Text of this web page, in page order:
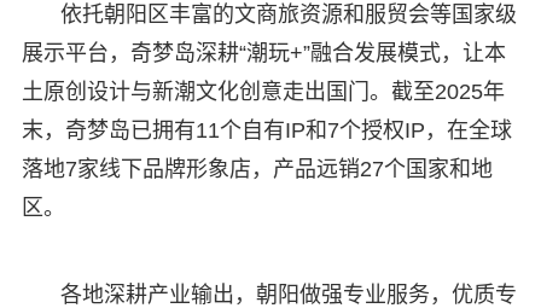
依托朝阳区丰富的文商旅资源和服贸会等国家级
展示平台，奇梦岛深耕“潮玩+”融合发展模式，让本
土原创设计与新潮文化创意走出国门。截至2025年
末，奇梦岛已拥有11个自有IP和7个授权IP，在全球
落地7家线下品牌形象店，产品远销27个国家和地
区。
各地深耕产业输出，朝阳做强专业服务，优质专